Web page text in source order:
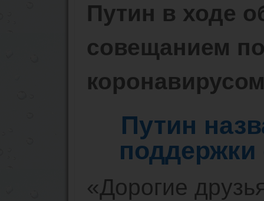
Путин в ходе
совещанием
Путин
«Дорогие